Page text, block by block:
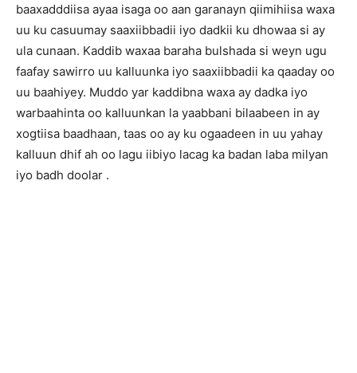
baaxadddiisa ayaa isaga oo aan garanayn qiimihiisa waxa
uu ku casuumay saaxiibbadii iyo dadkii ku dhowaa si ay
ula cunaan. Kaddib waxaa baraha bulshada si weyn ugu
faafay sawirro uu kalluunka iyo saaxiibbadii ka qaaday oo
uu baahiyey. Muddo yar kaddibna waxa ay dadka iyo
warbaahinta oo kalluunkan la yaabbani bilaabeen in ay
xogtiisa baadhaan, taas oo ay ku ogaadeen in uu yahay
kalluun dhif ah oo lagu iibiyo lacag ka badan laba milyan
iyo badh doolar .